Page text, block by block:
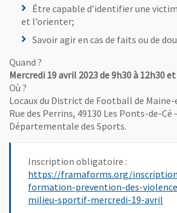
Être capable d’identifier une
et l’orienter;
Savoir agir en cas de faits ou de
Quand ?
Mercredi 19 avril 2023 de 9h30 à 12h30
Où ?
Locaux du District de Football de
Rue des Perrins, 49130 Les Ponts-de-Cé
Départementale des Sports.
Inscription obligatoire :
https://framaforms.org/
formation-prevention-des-
milieu-sportif-mercredi-19-avril